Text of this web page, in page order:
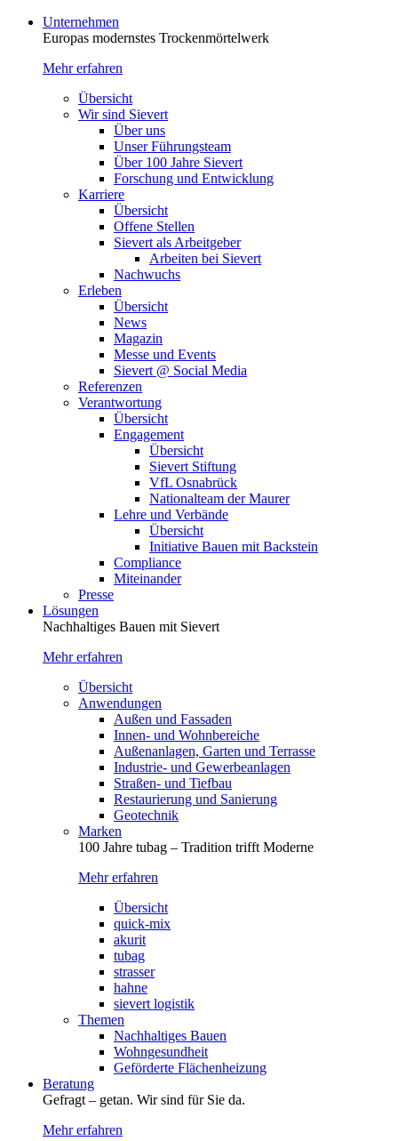
Unternehmen
Europas modernstes Trocken­mörtelwerk
Mehr erfahren
Übersicht
Wir sind Sievert
Über uns
Unser Führungsteam
Über 100 Jahre Sievert
Forschung und Entwicklung
Karriere
Übersicht
Offene Stellen
Sievert als Arbeitgeber
Arbeiten bei Sievert
Nachwuchs
Erleben
Übersicht
News
Magazin
Messe und Events
Sievert @ Social Media
Referenzen
Verantwortung
Übersicht
Engagement
Übersicht
Sievert Stiftung
VfL Osnabrück
Nationalteam der Maurer
Lehre und Verbände
Übersicht
Initiative Bauen mit Backstein
Compliance
Miteinander
Presse
Lösungen
Nachhaltiges Bauen mit Sievert
Mehr erfahren
Übersicht
Anwendungen
Außen und Fassaden
Innen- und Wohnbereiche
Außenanlagen, Garten und Terrasse
Industrie- und Gewerbeanlagen
Straßen- und Tiefbau
Restaurierung und Sanierung
Geotechnik
Marken
100 Jahre tubag – Tradition trifft Moderne
Mehr erfahren
Übersicht
quick-mix
akurit
tubag
strasser
hahne
sievert logistik
Themen
Nachhaltiges Bauen
Wohngesundheit
Geförderte Flächenheizung
Beratung
Gefragt – getan. Wir sind für Sie da.
Mehr erfahren